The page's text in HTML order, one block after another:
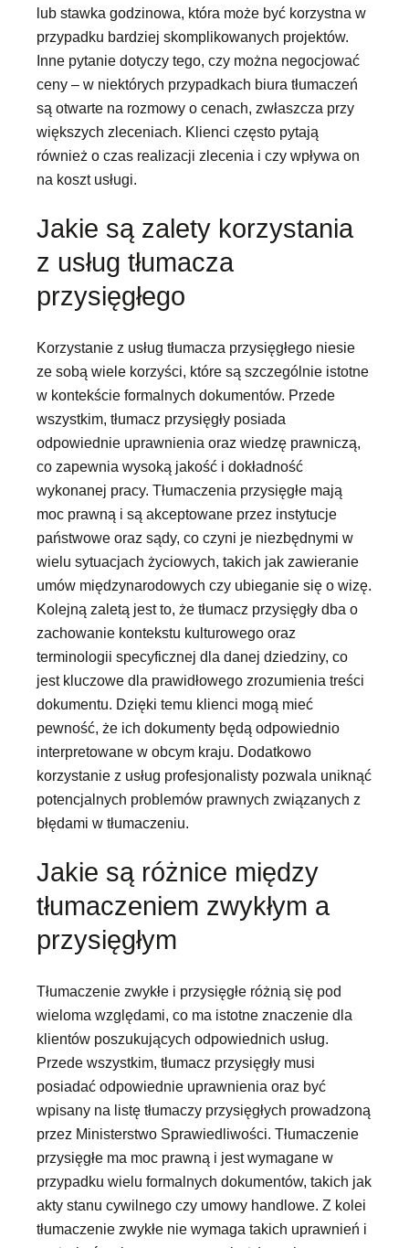
lub stawka godzinowa, która może być korzystna w
przypadku bardziej skomplikowanych projektów.
Inne pytanie dotyczy tego, czy można negocjować
ceny – w niektórych przypadkach biura tłumaczeń
są otwarte na rozmowy o cenach, zwłaszcza przy
większych zleceniach. Klienci często pytają
również o czas realizacji zlecenia i czy wpływa on
na koszt usługi.
Jakie są zalety korzystania
z usług tłumacza
przysięgłego
Korzystanie z usług tłumacza przysięgłego niesie
ze sobą wiele korzyści, które są szczególnie istotne
w kontekście formalnych dokumentów. Przede
wszystkim, tłumacz przysięgły posiada
odpowiednie uprawnienia oraz wiedzę prawniczą,
co zapewnia wysoką jakość i dokładność
wykonanej pracy. Tłumaczenia przysięgłe mają
moc prawną i są akceptowane przez instytucje
państwowe oraz sądy, co czyni je niezbędnymi w
wielu sytuacjach życiowych, takich jak zawieranie
umów międzynarodowych czy ubieganie się o wizę.
Kolejną zaletą jest to, że tłumacz przysięgły dba o
zachowanie kontekstu kulturowego oraz
terminologii specyficznej dla danej dziedziny, co
jest kluczowe dla prawidłowego zrozumienia treści
dokumentu. Dzięki temu klienci mogą mieć
pewność, że ich dokumenty będą odpowiednio
interpretowane w obcym kraju. Dodatkowo
korzystanie z usług profesjonalisty pozwala uniknąć
potencjalnych problemów prawnych związanych z
błędami w tłumaczeniu.
Jakie są różnice między
tłumaczeniem zwykłym a
przysięgłym
Tłumaczenie zwykłe i przysięgłe różnią się pod
wieloma względami, co ma istotne znaczenie dla
klientów poszukujących odpowiednich usług.
Przede wszystkim, tłumacz przysięgły musi
posiadać odpowiednie uprawnienia oraz być
wpisany na listę tłumaczy przysięgłych prowadzoną
przez Ministerstwo Sprawiedliwości. Tłumaczenie
przysięgłe ma moc prawną i jest wymagane w
przypadku wielu formalnych dokumentów, takich jak
akty stanu cywilnego czy umowy handlowe. Z kolei
tłumaczenie zwykłe nie wymaga takich uprawnień i